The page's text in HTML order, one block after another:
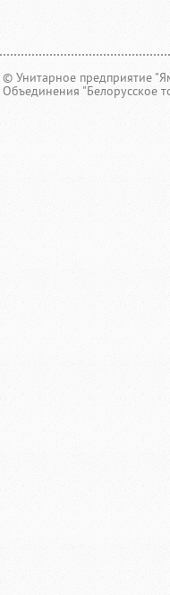
© Унитарное предприятие
Объединения "Белорусское